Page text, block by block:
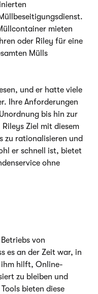
mieten
oder Riley für eine
Mülls
und er hatte viele
Ihre Anforderungen
bis hin zur
Rileys Ziel mit diesem
zu rationalisieren und
er schnell ist, bietet
ohne
von
es an der Zeit war, in
ihm hilft, Online-
zu bleiben und
bieten diese